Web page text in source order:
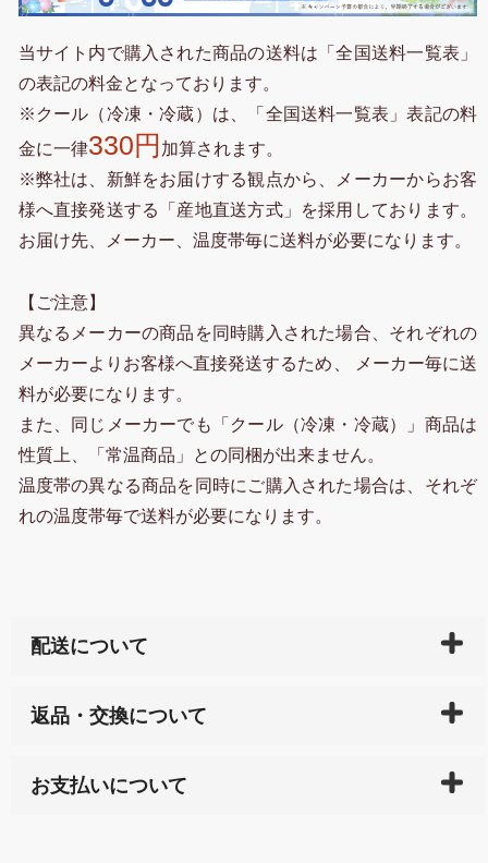
当サイト内で購入された商品の送料は「全国送料一覧表」
の表記の料金となっております。
※クール（冷凍・冷蔵）は、「全国送料一覧表」表記の料
金に一律330円 加算されます。
※弊社は、新鮮をお届けする観点から、メーカーからお客
様へ直接発送する「産地直送方式」を採用しております。
お届け先、メーカー、温度帯毎に送料が必要になります。
【ご注意】
異なるメーカーの商品を同時購入された場合、それぞれの
メーカーよりお客様へ直接発送するため、 メーカー毎に送
料が必要になります。
また、同じメーカーでも「クール（冷凍・冷蔵）」商品は
性質上、「常温商品」との同梱が出来ません。
温度帯の異なる商品を同時にご購入された場合は、それぞ
れの温度帯毎で送料が必要になります。
配送について
天ペイ」の方はご注文受付後）、 長崎県下全域に点在
サイト内で購入された商品の送料は、こちらの
全国送
返品・交換について
または配送途中の 事故などで不都合が生じている場合
お支払いについて